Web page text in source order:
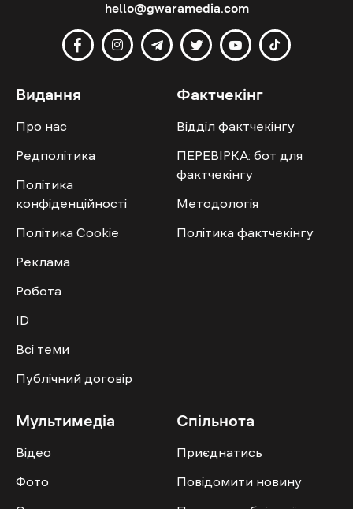
hello@gwaramedia.com
Видання
Про нас
Редполітика
Політика
конфіденційності
Політика Cookie
Реклама
Робота
ID
Всі теми
Публічний договір
Фактчекінг
Відділ фактчекінгу
ПЕРЕВІРКА: бот для
фактчекінгу
Методологія
Політика фактчекінгу
Мультимедіа
Відео
Фото
Спільнота
Приєднатись
Повідомити новину